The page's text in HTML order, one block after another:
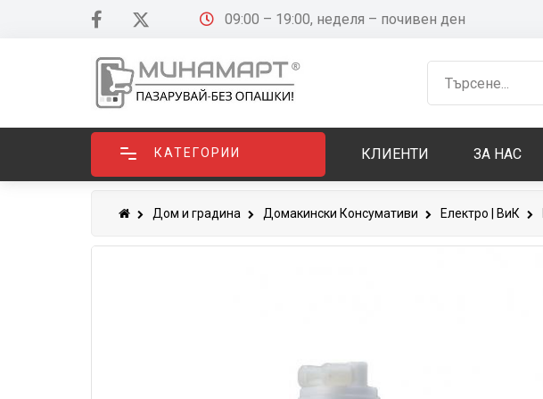
09:00 – 19:00, неделя – почивен ден
КАТЕГОРИИ КЛИЕНТИ ЗА НАС
Дом и градина Домакински Консумативи Електро | ВиК